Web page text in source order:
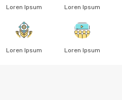
Loren Ipsum Loren Ipsum
Loren Ipsum Loren Ipsum